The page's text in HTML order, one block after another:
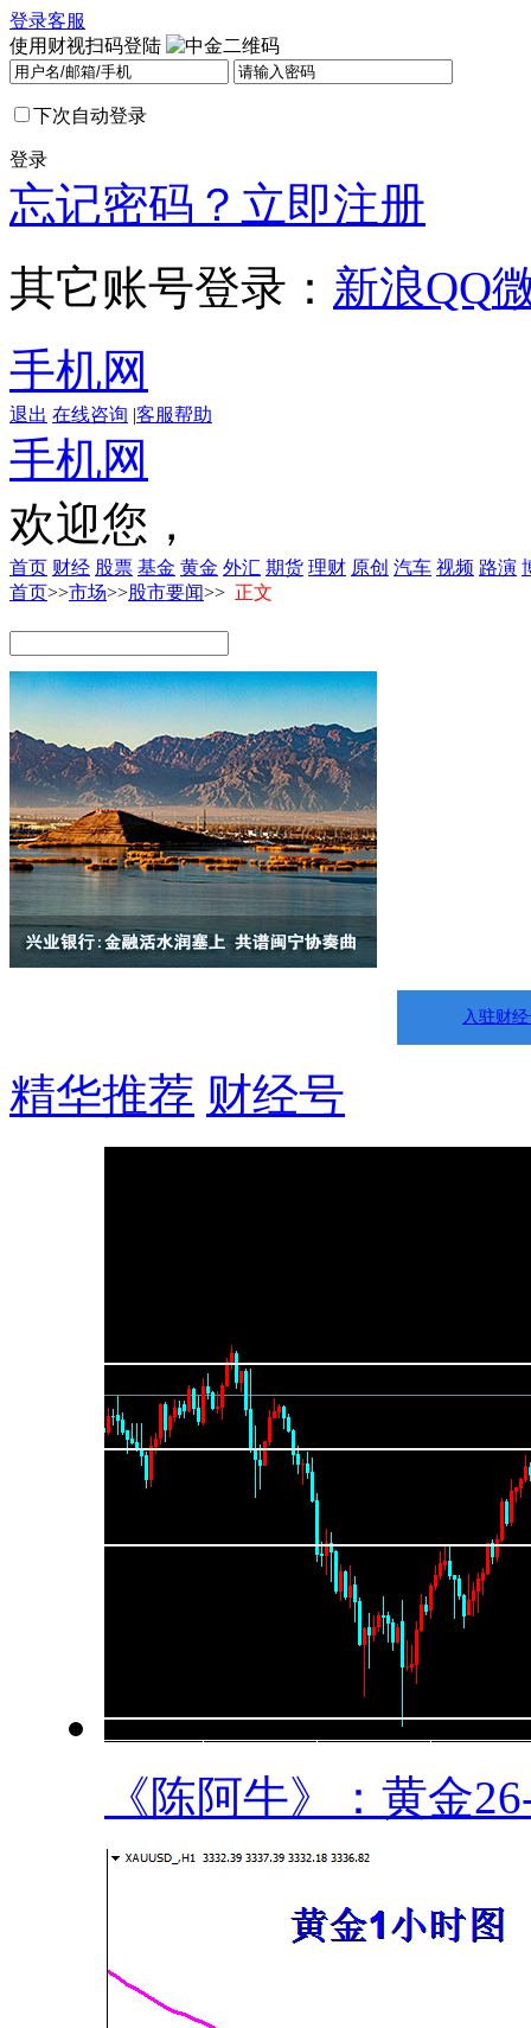
登录客服
使用财视扫码登陆
下次自动登录
登录
忘记密码？ 立即注册
其它账号登录： 新浪QQ
手机网
退出 在线咨询 |客服帮助
手机网
欢迎您，
首页 财经 股票 基金 黄金 外汇 期货 理财 原创 汽车 视频 路演
首页>>市场>>股市要闻>> 正文
入驻财
精华推荐 财经号
《陈阿牛》：黄金